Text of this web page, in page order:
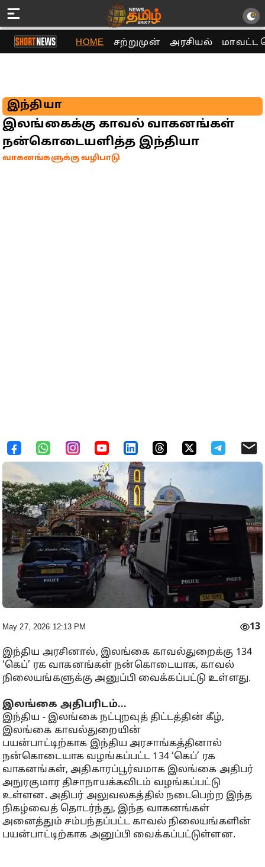
HOME சற்றுமுன் அரசியல் மாவட்ட
இந்தியா
இலங்கைக்கு காவல் வாகனங்கள்
நன்கொடையளித்த இந்தியா
வாகனங்களுக்கு வழிபாடு
May 27, 2026 12:13 PM 13
இந்திய அரசினால், இலங்கை காவல்துறைக்கு 134
‘கெப்’ ரக வாகனங்கள் நன்கொடையாக, காவல்
நிலையங்களுக்கு அனுப்பி வைக்கப்பட்டு உள்ளது.
இலங்கை அதிபரிடம்...
இந்திய - இலங்கை நட்புறவுத் திட்டத்தின் கீழ்,
இலங்கை காவல்துறையின்
பயன்பாட்டிற்காக இந்திய அரசாங்கத்தினால்
நன்கொடையாக வழங்கப்பட்ட 134 ‘கெப்’ ரக
வாகனங்கள், அதிகாரப்பூர்வமாக இலங்கை அதிபர்
அநுரகுமார திசாநாயக்கவிடம் வழங்கப்பட்டு
உள்ளன. அதிபர் அலுவலகத்தில் நடைபெற்ற இந்த
நிகழ்வைத் தொடர்ந்து, இந்த வாகனங்கள்
அனைத்தும் சம்பந்தப்பட்ட காவல் நிலையங்களின்
பயன்பாட்டிற்காக அனுப்பி வைக்கப்பட்டுள்ளன.